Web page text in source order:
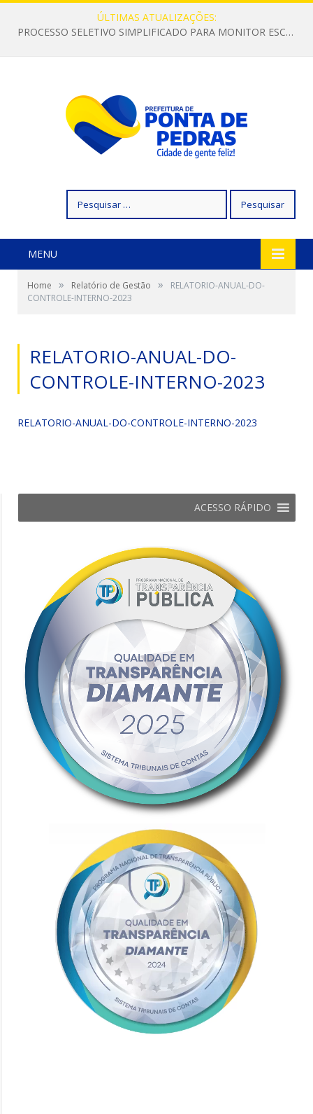
ÚLTIMAS ATUALIZAÇÕES:
PROCESSO SELETIVO SIMPLIFICADO PARA MONITOR ESCOLAR
por:
MENU
Home » Relatório de Gestão »
RELATORIO-ANUAL-DO-
CONTROLE-INTERNO-2023
RELATORIO-ANUAL-DO-
CONTROLE-INTERNO-2023
RELATORIO-ANUAL-DO-CONTROLE-INTERNO-2023
ACESSO RÁPIDO